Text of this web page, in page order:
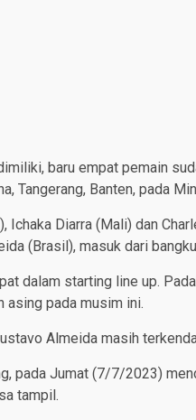
baru empat pemain
Tangerang, Banten, pada
Ichaka Diarra (Mali) dan
(Brasil), masuk dari
dalam starting line up.
asing pada musim ini.
Almeida masih
pada Jumat (7/7/2023)
tampil.